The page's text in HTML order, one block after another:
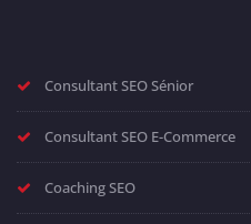
Consultant SEO Sénior
Consultant SEO E-Commerce
Coaching SEO